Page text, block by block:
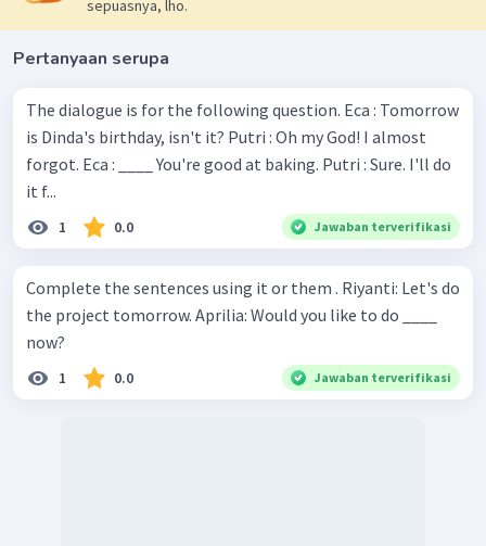
sepuasnya, lho.
Pertanyaan serupa
The dialogue is for the following question. Eca : Tomorrow
is Dinda's birthday, isn't it? Putri : Oh my God! I almost
forgot. Eca : ____ You're good at baking. Putri : Sure. I'll do
it f...
1 0.0 Jawaban terverifikasi
Complete the sentences using it or them . Riyanti: Let's do
the project tomorrow. Aprilia: Would you like to do ____
now?
1 0.0 Jawaban terverifikasi